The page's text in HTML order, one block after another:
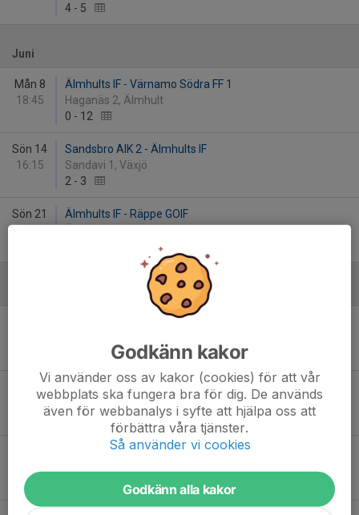
4 - 5
Juni
Mån 8
18:45
Älmhults IF - Värnamo Södra FF 1
Haganäs 2, Älmhult
0 - 12
Sön 14
16:15
Sandsbro AIK 2 - Älmhults IF
Sandavi 1, Växjö
2 - 3
Sön 21
Älmhults IF - Räppe GOIF
Ingelstads IK 1 - Älmhults IF
10:00
Älmhults IF - Hovmantorp GoIF
Älmekulla 2 B, Älmhult
-
Älmhults IF - Ljungby IF 2
Godkänn kakor
Vi använder oss av kakor (cookies) för att vår
webbplats ska fungera bra för dig. De används
även för webbanalys i syfte att hjälpa oss att
förbättra våra tjänster.
Så använder vi cookies
Godkänn alla kakor